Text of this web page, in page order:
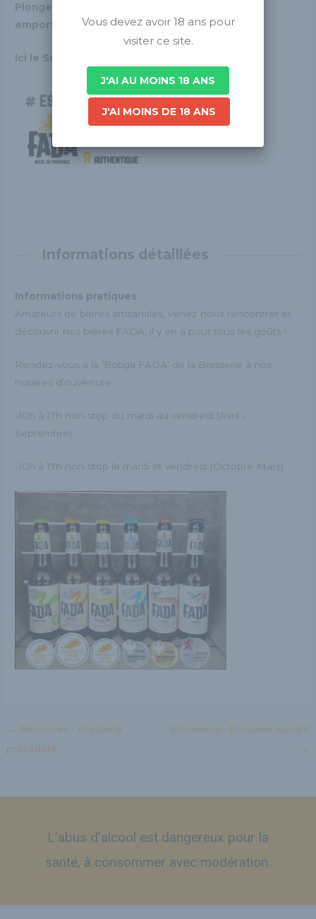
Plongez. Vibrez. Laissez-vous
emporter !
Ici le Sud a du caractère.
Informations détaillées
Informations pratiques
Amateurs de bières artisanales, venez nous rencontrer et
découvrir nos bières FADA, il y en a pour tous les goûts !
Rendez-vous à la ‘Botiga FADA’ de la Brasserie à nos
horaires d’ouverture :
-10h à 17h non-stop du mardi au vendredi (Avril -
Septembre)
-10h à 17h non-stop le mardi et vendredi (Octobre-Mars)
← Brasseries - Brasserie
précédent
Brasseries - Brasserie suivant
→
L’abus d’alcool est dangereux pour la
santé, à consommer avec modération.
Vous devez avoir 18 ans pour
visiter ce site.
J'AI AU MOINS 18 ANS
J'AI MOINS DE 18 ANS